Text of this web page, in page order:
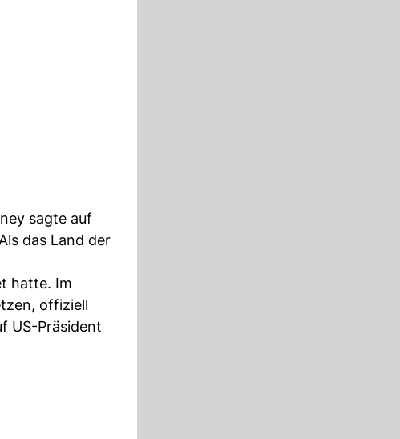
sagte auf
das Land der
hatte. Im
offiziell
US-Präsident